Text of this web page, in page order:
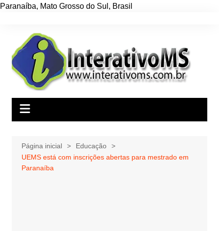
Paranaíba, Mato Grosso do Sul , Brasil
conteúdo
Página inicial
Educação
UEMS está com inscrições abertas para mestrado em
Paranaíba